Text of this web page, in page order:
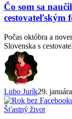
sa
naučil
počas
prednáškového
turné
s
cestovateľským
festivalom
Cestou
Necestou
Čo som sa
cestovateľským
Počas októbra a
Slovenska s
Lubo Jurík29.
Už
Šťastný život